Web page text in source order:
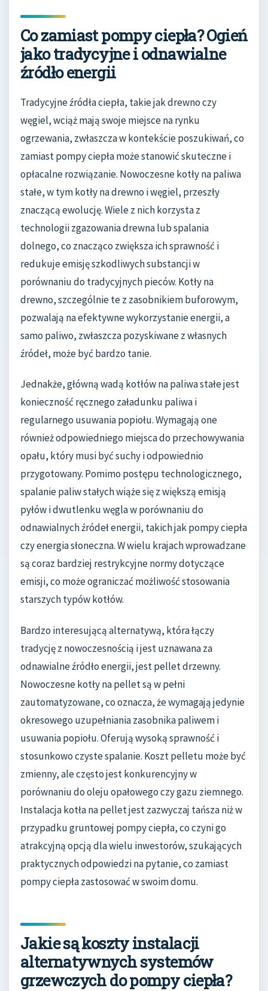
Co zamiast pompy ciepła? Ogień
jako tradycyjne i odnawialne
źródło energii
Tradycyjne źródła ciepła, takie jak drewno czy
węgiel, wciąż mają swoje miejsce na rynku
ogrzewania, zwłaszcza w kontekście poszukiwań, co
zamiast pompy ciepła może stanowić skuteczne i
opłacalne rozwiązanie. Nowoczesne kotły na paliwa
stałe, w tym kotły na drewno i węgiel, przeszły
znaczącą ewolucję. Wiele z nich korzysta z
technologii zgazowania drewna lub spalania
dolnego, co znacząco zwiększa ich sprawność i
redukuje emisję szkodliwych substancji w
porównaniu do tradycyjnych pieców. Kotły na
drewno, szczególnie te z zasobnikiem buforowym,
pozwalają na efektywne wykorzystanie energii, a
samo paliwo, zwłaszcza pozyskiwane z własnych
źródeł, może być bardzo tanie.
Jednakże, główną wadą kotłów na paliwa stałe jest
konieczność ręcznego załadunku paliwa i
regularnego usuwania popiołu. Wymagają one
również odpowiedniego miejsca do przechowywania
opału, który musi być suchy i odpowiednio
przygotowany. Pomimo postępu technologicznego,
spalanie paliw stałych wiąże się z większą emisją
pyłów i dwutlenku węgla w porównaniu do
odnawialnych źródeł energii, takich jak pompy ciepła
czy energia słoneczna. W wielu krajach wprowadzane
są coraz bardziej restrykcyjne normy dotyczące
emisji, co może ograniczać możliwość stosowania
starszych typów kotłów.
Bardzo interesującą alternatywą, która łączy
tradycję z nowoczesnością i jest uznawana za
odnawialne źródło energii, jest pellet drzewny.
Nowoczesne kotły na pellet są w pełni
zautomatyzowane, co oznacza, że wymagają jedynie
okresowego uzupełniania zasobnika paliwem i
usuwania popiołu. Oferują wysoką sprawność i
stosunkowo czyste spalanie. Koszt pelletu może być
zmienny, ale często jest konkurencyjny w
porównaniu do oleju opałowego czy gazu ziemnego.
Instalacja kotła na pellet jest zazwyczaj tańsza niż w
przypadku gruntowej pompy ciepła, co czyni go
atrakcyjną opcją dla wielu inwestorów, szukających
praktycznych odpowiedzi na pytanie, co zamiast
pompy ciepła zastosować w swoim domu.
Jakie są koszty instalacji
alternatywnych systemów
grzewczych do pompy ciepła?